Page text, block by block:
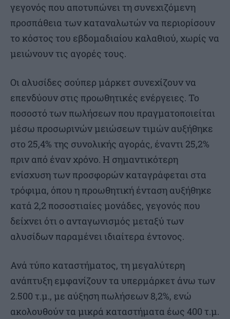
γεγονός που αποτυπώνει τη συνεχιζόμενη
προσπάθεια των καταναλωτών να περιορίσουν
το κόστος του εβδομαδιαίου καλαθιού, χωρίς να
μειώνουν τις αγορές τους.
Οι αλυσίδες σούπερ μάρκετ συνεχίζουν να
επενδύουν στις προωθητικές ενέργειες. Το
ποσοστό των πωλήσεων που πραγματοποιείται
μέσω προσωρινών μειώσεων τιμών αυξήθηκε
στο 25,4% της συνολικής αγοράς, έναντι 25,2%
πριν από έναν χρόνο. Η σημαντικότερη
ενίσχυση των προσφορών καταγράφεται στα
τρόφιμα, όπου η προωθητική ένταση αυξήθηκε
κατά 2,2 ποσοστιαίες μονάδες, γεγονός που
δείχνει ότι ο ανταγωνισμός μεταξύ των
αλυσίδων παραμένει ιδιαίτερα έντονος.
Ανά τύπο καταστήματος, τη μεγαλύτερη
ανάπτυξη εμφανίζουν τα υπερμάρκετ άνω των
2.500 τ.μ., με αύξηση πωλήσεων 8,2%, ενώ
ακολουθούν τα μικρά καταστήματα έως 400 τ.μ.